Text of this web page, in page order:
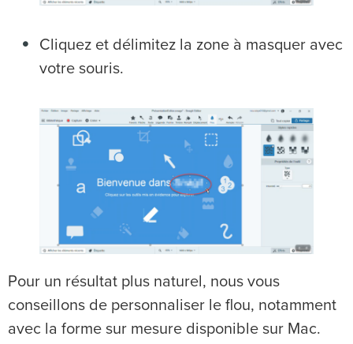
Cliquez et délimitez la zone à masquer avec
votre souris.
Pour un résultat plus naturel, nous vous
conseillons de personnaliser le flou, notamment
avec la forme sur mesure disponible sur Mac.